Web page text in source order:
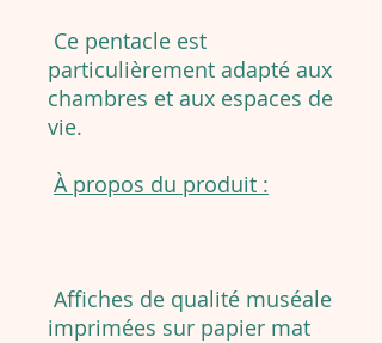
Ce pentacle est
particulièrement adapté aux
chambres et aux espaces de
vie.
À propos du produit :
Affiches de qualité muséale
imprimées sur papier mat